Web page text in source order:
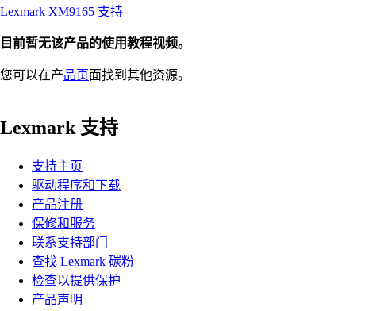
Lexmark XM9165 支持
目前暂无该产品的使用教程视频。
您可以在产品页面找到其他资源。
Lexmark 支持
支持主页
驱动程序和下载
产品注册
保修和服务
联系支持部门
查找 Lexmark 碳粉
检查以提供保护
产品声明